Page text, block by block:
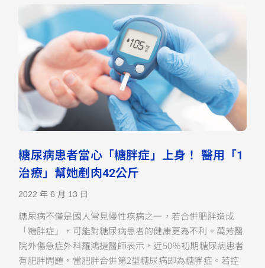
糖尿病患者當心「糖胖症」上身！ 醫用「1
治療」幫她剷肉42公斤
2022 年 6 月 13 日
糖尿病不僅是國人常見慢性疾病之一，若合併肥胖造成
「糖胖症」，可能對糖尿病患者的健康更為不利。萬芳醫
院外傷急症外科羅鴻捷醫師表示，近50％初期糖尿病患者
有肥胖問題，當肥胖合併第2型糖尿病即為糖胖症。若控